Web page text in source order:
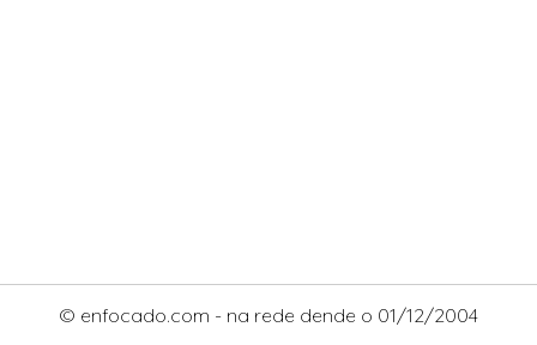
© enfocado.com - na rede dende o 01/12/2004